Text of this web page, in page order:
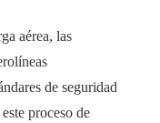
aérea, las
de seguridad
proceso de